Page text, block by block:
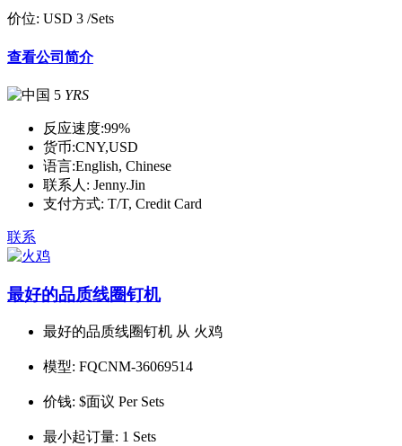
价位: USD 3 /Sets
查看公司简介
5 YRS
反应速度:99%
货币:CNY,USD
语言:English, Chinese
联系人: Jenny.Jin
支付方式: T/T, Credit Card
联系
最好的品质线圈钉机
最好的品质线圈钉机 从 火鸡
模型: FQCNM-36069514
价钱: $面议 Per Sets
最小起订量: 1 Sets